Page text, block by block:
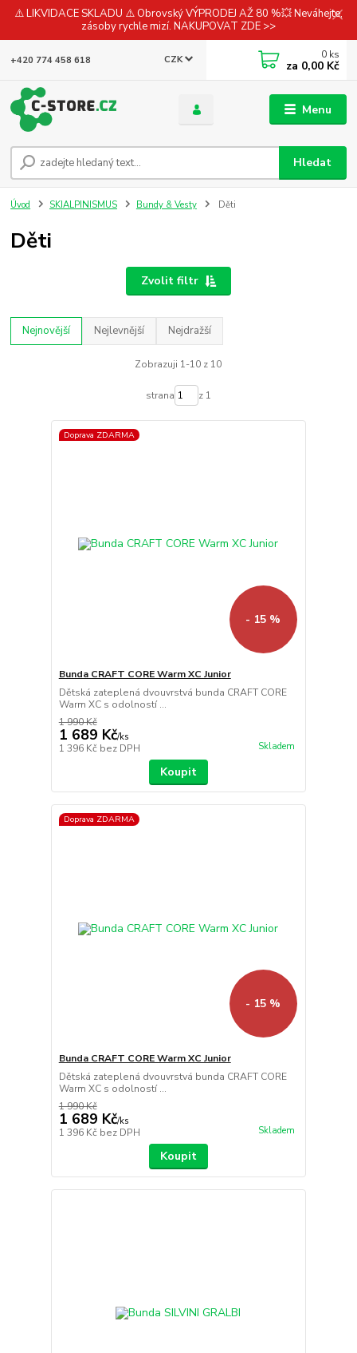
⚠️ LIKVIDACE SKLADU ⚠️ Obrovský VÝPRODEJ AŽ 80 %💥 Neváhejte,
zásoby rychle mizí. NAKUPOVAT ZDE >>
Menu
CZK
Hledat
+420 774 458 618 0 ks
za 0,00 Kč
Úvod SKIALPINISMUS Bundy & Vesty Děti
Děti
Zvolit filtr
Nejnovější Nejlevnější Nejdražší
Zobrazuji 1-10 z 10
strana z 1
Doprava ZDARMA
- 15 %
Bunda CRAFT CORE Warm XC Junior
Dětská zateplená dvouvrstvá bunda CRAFT CORE
Warm XC s odolností ...
1 990 Kč
1 689 Kč/ks
1 396 Kč bez DPH Skladem
Koupit
Doprava ZDARMA
- 15 %
Bunda CRAFT CORE Warm XC Junior
Dětská zateplená dvouvrstvá bunda CRAFT CORE
Warm XC s odolností ...
1 990 Kč
1 689 Kč/ks
1 396 Kč bez DPH Skladem
Koupit